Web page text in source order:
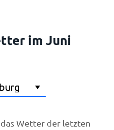
im Juni
Wetter der letzten